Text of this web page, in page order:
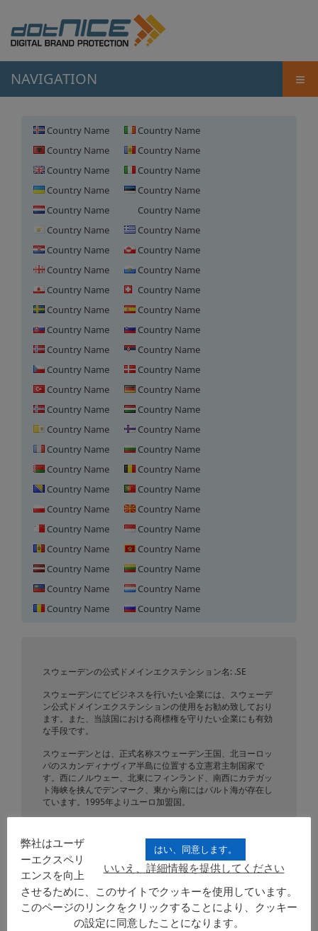
NAVIGATION ≡
Country Name
Country Name
Country Name
Country Name
Country Name
Country Name
Country Name
Country Name
Country Name
Country Name
Country Name
Country Name
Country Name
Country Name
Country Name
Country Name
Country Name
Country Name
Country Name
Country Name
Country Name
Country Name
Country Name
Country Name
Country Name
Country Name
Country Name
Country Name
Country Name
Country Name
Country Name
Country Name
Country Name
Country Name
Country Name
Country Name
Country Name
Country Name
Country Name
Country Name
Country Name
Country Name
Country Name
Country Name
Country Name
Country Name
Country Name
Country Name
Country Name
Country Name
スウェーデンにおけるドメイン
登録
スウェーデンの公式ドメインエクステンション名: .SE
スウェーデンにてビジネスを行いたい企業には、スウェーデ
ン公式ドメインエクステンションの使用をお勧め致しており
ます。また、当該国における商標権を守りたい企業にも有効
な手段です。
スウェーデンとは、正式名称スウェーデン王国、北ヨーロッ
パのスカンディナヴィア半島に位置する立憲君主制国家で
す。西にノルウェー、北東にフィンランド、南西にカテガッ
ト海峡を挟んでデンマーク、東から南にはバルト海が存在し
ています。1995年よりユーロ加盟国。
す。半島西部はスカンディナヴィア山脈が南北に連なってい
るが標高は2,000m程度しかないなだらかな山脈です。ボス
ニア湾やバルト海に沿って平野部は存在していますが、それ
ほど広大ではありません。南部のスコーネ県を除き厳しい冬
であり、また夏も全般的に冷涼としているのが特徴的です。
湖沼も多く、中南部に最大のヴェーネルン湖と2番目に大き
なヴェッテルン湖が位置しています。移民が多く居住してい
るが、大半がスウェーデン人です。
はい、同意します。
いいえ、詳細情報を提供してください
弊社はユーザ
ーエクスペリ
エンスを向上
させるために、このサイトでクッキーを使用しています。
このページのリンクをクリックすることにより、クッキー
の設定に同意したことになります。